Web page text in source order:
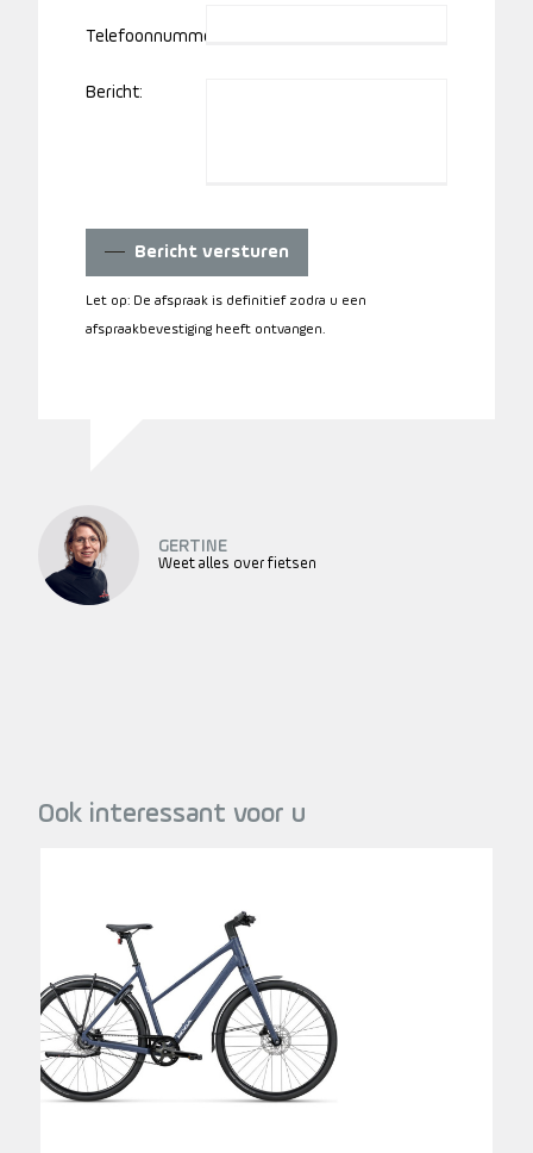
Telefoonnummer:
Bericht:
Bericht versturen
Let op: De afspraak is definitief zodra u een
afspraakbevestiging heeft ontvangen.
GERTINE
Weet alles over fietsen
Ook interessant voor u